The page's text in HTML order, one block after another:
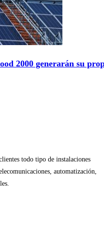
2000 generarán su
todo tipo de instalaciones
automatización,